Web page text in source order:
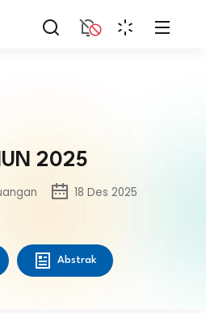
2025
18 Des 2025
Abstrak